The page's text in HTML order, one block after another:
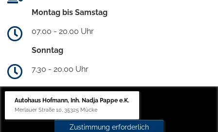
Montag bis Samstag
07.00 - 20.00 Uhr
Sonntag
7.30 - 20.00 Uhr
Autohaus Hofmann, Inh. Nadja Pappe e.K.
Merlauer Straße 10, 35325 Mücke
Zustimmung erforderlich